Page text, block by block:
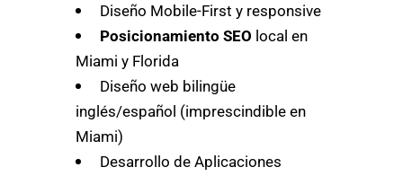
Diseño Mobile-First y responsive
Posicionamiento SEO local en
Miami y Florida
Diseño web bilingüe
inglés/español (imprescindible en
Miami)
Desarrollo de Aplicaciones